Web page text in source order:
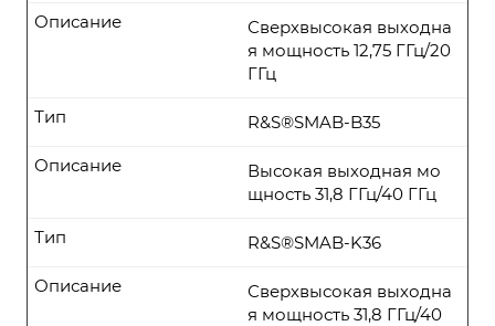
Сверхвысокая выходна
я мощность 12,75 ГГц/20
ГГц
Описание
R&S®SMAB-B35
Тип
Высокая выходная мо
щность 31,8 ГГц/40 ГГц
Описание
R&S®SMAB-K36
Тип
Сверхвысокая выходна
я мощность 31,8 ГГц/40
Описание